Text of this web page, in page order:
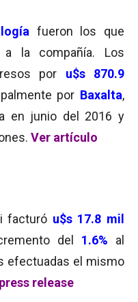
fueron los que
la compañía. Los
por u$s 870.9
por Baxalta,
en junio del 2016 y
Ver artículo
facturó u$s 17.8 mil
del 1.6% al
efectuadas el mismo
release